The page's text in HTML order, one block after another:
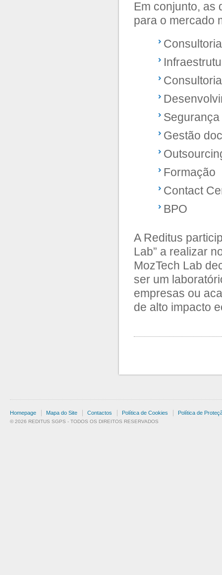
Em conjunto, as
para o mercado
Consultoria
Gestão
Formação
Contact
BPO
A Reditus
Lab” a realizar
MozTech Lab
ser um
empresas ou
de alto impacto
Homepage Mapa do Site Contactos Política de Cookies Política de
© 2026 REDITUS SGPS - TODOS OS DIREITOS RESERVADOS